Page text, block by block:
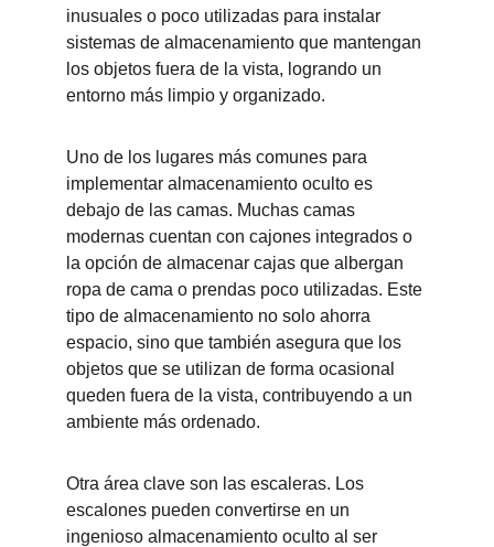
inusuales o poco utilizadas para instalar
sistemas de almacenamiento que mantengan
los objetos fuera de la vista, logrando un
entorno más limpio y organizado.
Uno de los lugares más comunes para
implementar almacenamiento oculto es
debajo de las camas. Muchas camas
modernas cuentan con cajones integrados o
la opción de almacenar cajas que albergan
ropa de cama o prendas poco utilizadas. Este
tipo de almacenamiento no solo ahorra
espacio, sino que también asegura que los
objetos que se utilizan de forma ocasional
queden fuera de la vista, contribuyendo a un
ambiente más ordenado.
Otra área clave son las escaleras. Los
escalones pueden convertirse en un
ingenioso almacenamiento oculto al ser